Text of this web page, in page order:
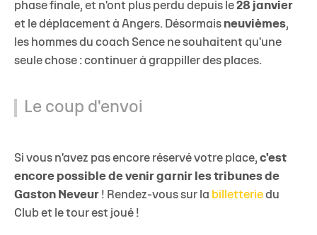
phase finale, et n'ont plus perdu depuis le 28 janvier
et le déplacement à Angers. Désormais neuvièmes,
les hommes du coach Sence ne souhaitent qu'une
seule chose : continuer à grappiller des places.
Le coup d'envoi
Si vous n'avez pas encore réservé votre place, c'est
encore possible de venir garnir les tribunes de
Gaston Neveur ! Rendez-vous sur la billetterie du
Club et le tour est joué !